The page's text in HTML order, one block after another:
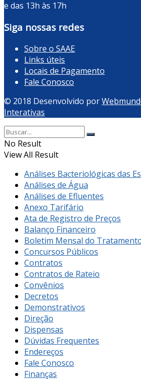
e das 13h às 17h
Siga nossas redes
Sobre o SAAE
Links úteis
Locais de Pagamento
Fale Conosco
© 2018 Desenvolvido por
Interativas
No Result
View All Result
Análises Bacteriológicas das
Análises de Água
Análises de Efluentes
Anexo Tarifário
Ata de Registro de Preços
Balanço Financeiro
Boletim Mensal do
Concursos Públicos
Contratos
Contratos de Rateio
Convênios
Decretos
Demonstrativos
Direção
Dispensas
Dúvidas Frequentes
Endereços
Fale Conosco
Finanças